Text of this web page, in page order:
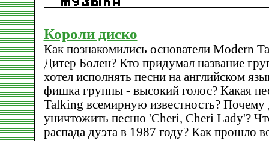
Короли диско
Как познакомились основатели Modern
Дитер Болен? Кто придумал название
хотел исполнять песни на английском
фишка группы - высокий голос? Какая
Talking всемирную известность? Почему
уничтожить песню 'Cheri, Cheri Lady'?
распада дуэта в 1987 году? Как прошло